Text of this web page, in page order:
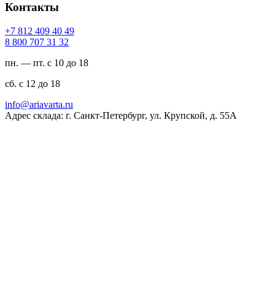
Контакты
94 04 904 218 7+
23 13 707 008 8
пн. — пт. с 10 до 18
сб. с 12 до 18
ur.atravaira@ofni
Адрес склада: г. Санкт-Петербург, ул. Крупской, д. 55А